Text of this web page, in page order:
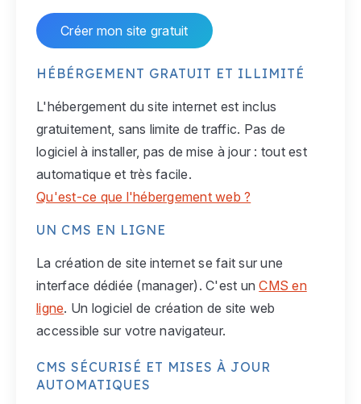
Créer mon site gratuit
HÉBÉRGEMENT GRATUIT ET ILLIMITÉ
L'hébergement du site internet est inclus
gratuitement, sans limite de traffic. Pas de
logiciel à installer, pas de mise à jour : tout est
automatique et très facile.
Qu'est-ce que l'hébergement web ?
UN CMS EN LIGNE
La création de site internet se fait sur une
interface dédiée (manager). C'est unCMS en
ligne. Un logiciel de création de site web
accessible sur votre navigateur.
CMS SÉCURISÉ ET MISES À JOUR
AUTOMATIQUES